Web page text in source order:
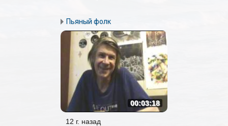
Пьяный фолк
00:03:18
12 г. назад